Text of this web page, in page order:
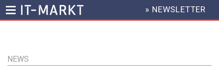
Inhalt
HEADER
MENU
» NEWSLETTER
NEWS